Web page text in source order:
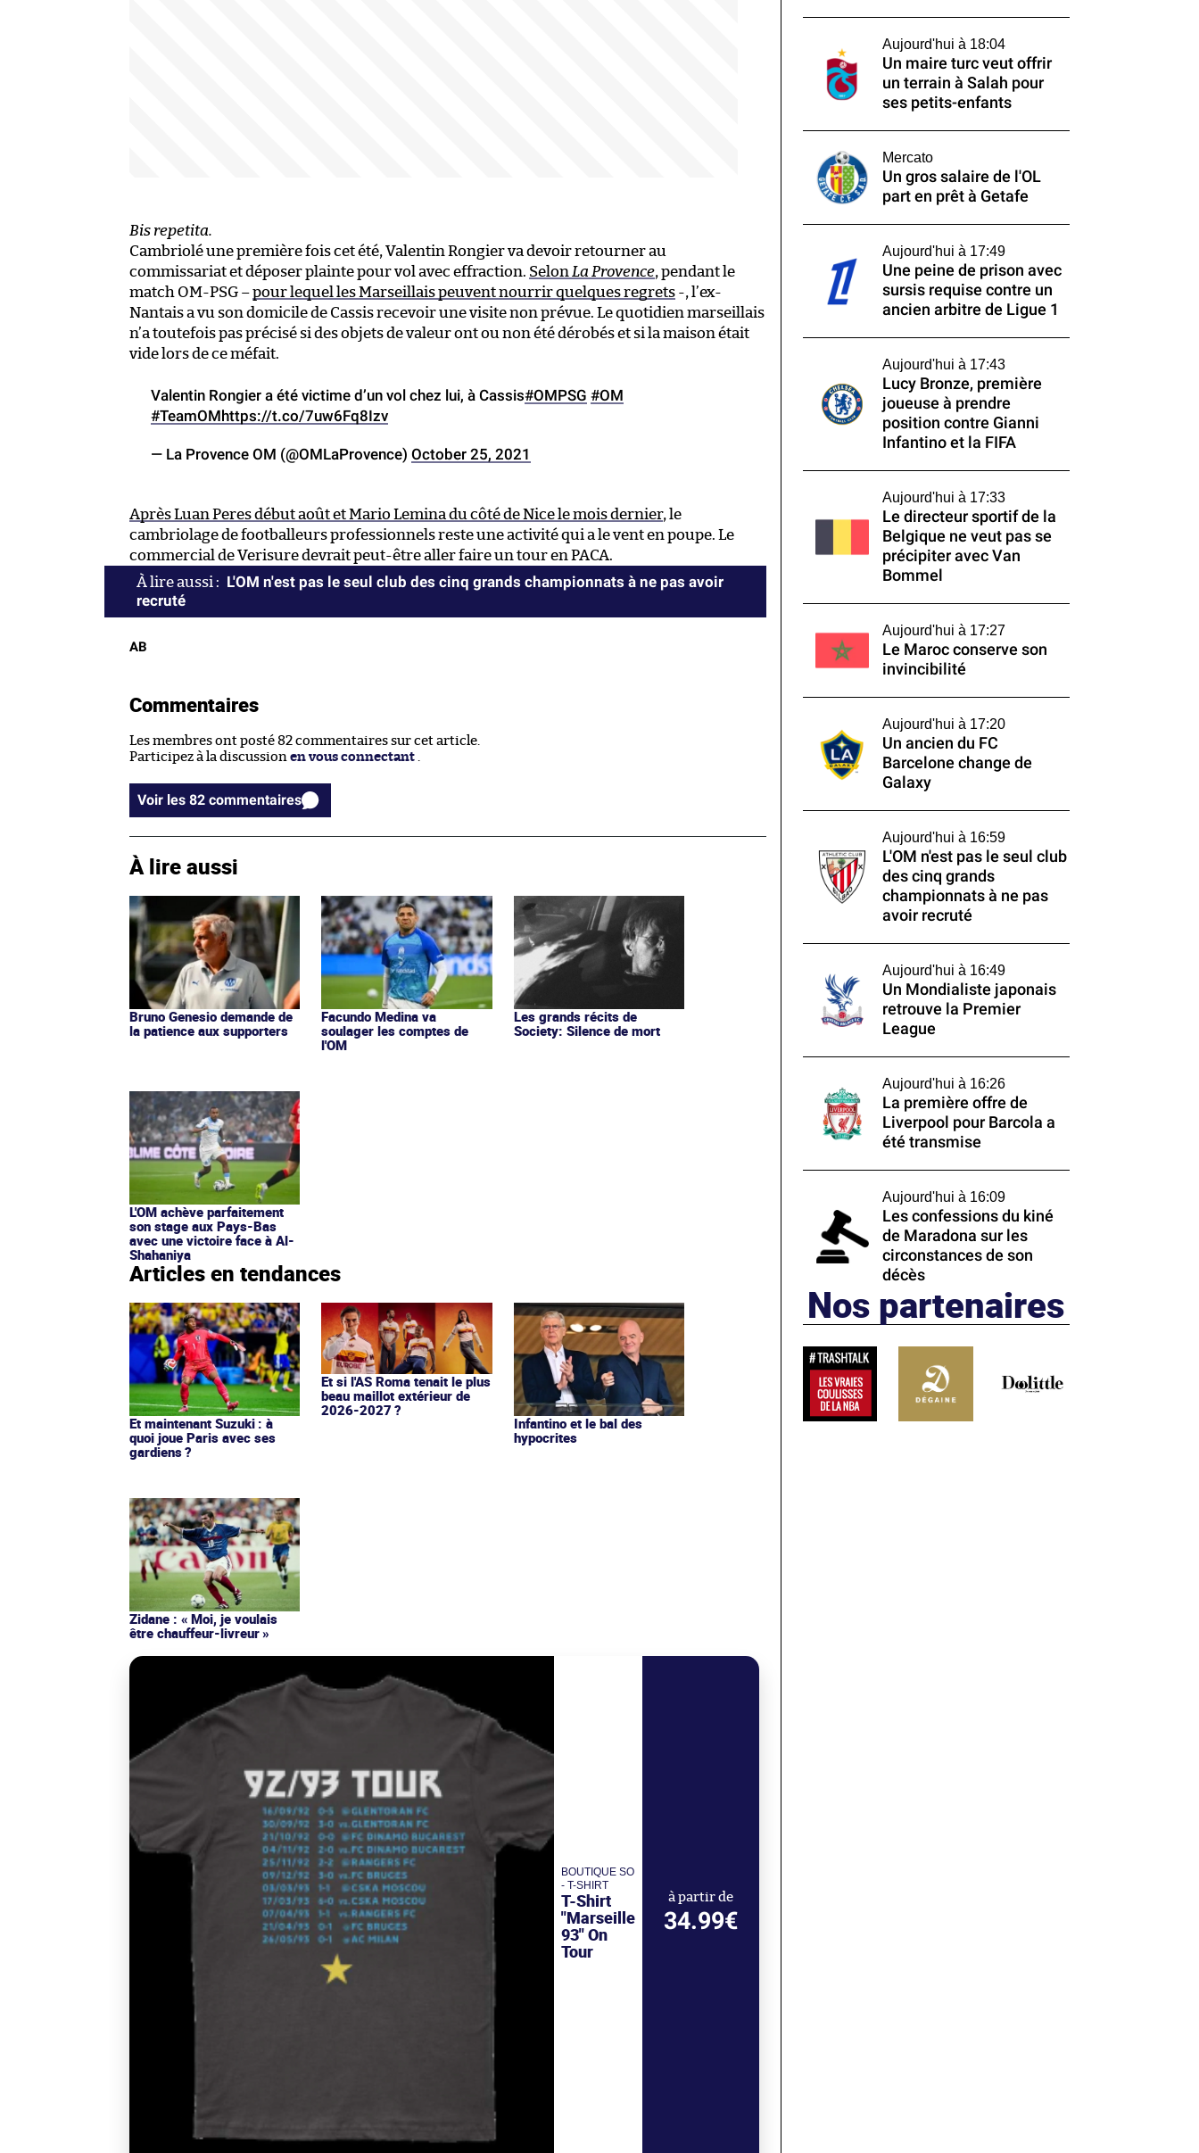
Bis repetita.
Cambriolé une première fois cet été, Valentin Rongier va devoir retourner au
commissariat et déposer plainte pour vol avec effraction. Selon La Provence, pendant le
match OM-PSG –pour lequel les Marseillais peuvent nourrir quelques regrets -, l’ex-
Nantais a vu son domicile de Cassis recevoir une visite non prévue. Le quotidien marseillais
n’a toutefois pas précisé si des objets de valeur ont ou non été dérobés et si la maison était
vide lors de ce méfait.
Valentin Rongier a été victime d’un vol chez lui, à Cassis#OMPSG #OM
#TeamOMhttps://t.co/7uw6Fq8Izv
— La Provence OM (@OMLaProvence) October 25, 2021
Après Luan Peres début aoûtet Mario Lemina du côté de Nice le mois dernier, le
cambriolage de footballeurs professionnels reste une activité qui a le vent en poupe. Le
commercial de Verisure devrait peut-être aller faire un tour en PACA.
L'OM n'est pas le seul club des cinq grands championnats à ne pas avoir
recruté
AB
Commentaires
Les membres ont posté 82 commentaires sur cet article.
Participez à la discussion en vous connectant .
Voir les 82 commentaires
À lire aussi
Bruno Genesio demande de
la patience aux supporters
Facundo Medina va
soulager les comptes de
l'OM
Les grands récits de
Society: Silence de mort
L'OM achève parfaitement
son stage aux Pays-Bas
avec une victoire face à Al-
Shahaniya
Articles en tendances
Et maintenant Suzuki : à
quoi joue Paris avec ses
gardiens ?
Et si l'AS Roma tenait le plus
beau maillot extérieur de
2026-2027 ?
Infantino et le bal des
hypocrites
Zidane : « Moi, je voulais
être chauffeur-livreur »
BOUTIQUE SO
- T-SHIRT
T-Shirt
"Marseille
93" On
Tour
à partir de
34.99€
Aujourd'hui à 18:04
Un maire turc veut offrir
un terrain à Salah pour
ses petits-enfants
Mercato
Un gros salaire de l'OL
part en prêt à Getafe
Aujourd'hui à 17:49
Une peine de prison avec
sursis requise contre un
ancien arbitre de Ligue 1
Aujourd'hui à 17:43
Lucy Bronze, première
joueuse à prendre
position contre Gianni
Infantino et la FIFA
Aujourd'hui à 17:33
Le directeur sportif de la
Belgique ne veut pas se
précipiter avec Van
Bommel
Aujourd'hui à 17:27
Le Maroc conserve son
invincibilité
Aujourd'hui à 17:20
Un ancien du FC
Barcelone change de
Galaxy
Aujourd'hui à 16:59
L'OM n'est pas le seul club
des cinq grands
championnats à ne pas
avoir recruté
Aujourd'hui à 16:49
Un Mondialiste japonais
retrouve la Premier
League
Aujourd'hui à 16:26
La première offre de
Liverpool pour Barcola a
été transmise
Aujourd'hui à 16:09
Les confessions du kiné
de Maradona sur les
circonstances de son
décès
Nos partenaires